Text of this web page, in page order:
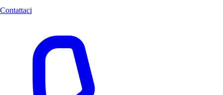
Contattaci